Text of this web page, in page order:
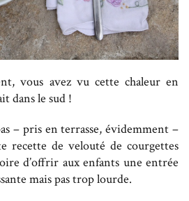
vous avez vu cette chaleur en
dans le sud !
– pris en terrasse, évidemment –
recette de velouté de courgettes
d’offrir aux enfants une entrée
mais pas trop lourde.